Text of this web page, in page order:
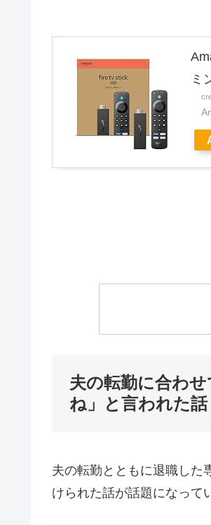
ミ
夫の転勤に合わ
ね」と言われた話
夫の転勤とともに退職した
けられた話が話題になって